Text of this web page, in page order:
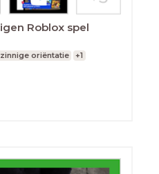
Roblox spel
oriëntatie
+1